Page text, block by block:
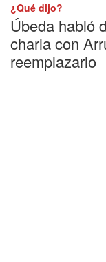
¿Qué dijo?
Úbeda habló
charla con
reemplazarlo